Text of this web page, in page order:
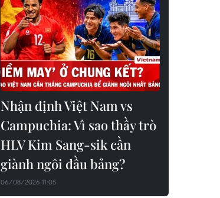
Nhận định Việt Nam vs
Campuchia: Vì sao thầy trò
HLV Kim Sang-sik cần
giành ngôi đầu bảng?
06/08/2026 11:05